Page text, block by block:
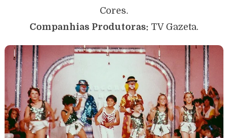
Cores.
Companhias Produtoras: TV Gazeta.